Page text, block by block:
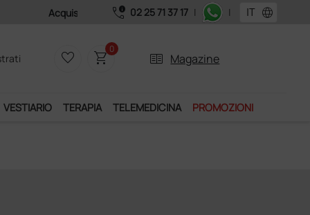
call_quality 02 25 71 37 17 | | language
favorite_border shopping_cart0
two_pager Magazine
VESTIARIO TERAPIA TELEMEDICINA PROMOZIONI